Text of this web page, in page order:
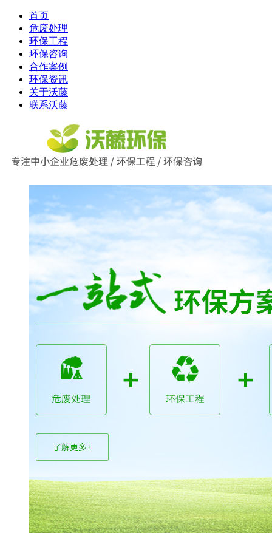
首页
危废处理
环保工程
环保咨询
合作案例
环保资讯
关于沃藤
联系沃藤